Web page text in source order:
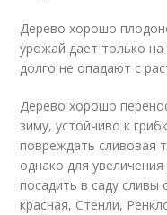
Дерево хорошо
урожай дает только
долго не опадают с
Дерево хорошо
зиму, устойчиво к
повреждать сливовая
однако для
посадить в саду
красная, Стенли,